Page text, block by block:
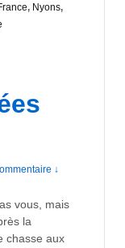
, Nyons,
↓
vous, mais
la
chasse aux